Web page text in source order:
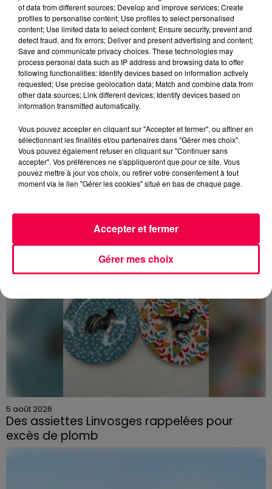
génération continue de faire vibrer ses fans !
Cet élément est masqué compte-tenu du refus
du dépôt de cookies que vous avez exprimé. Si
vous souhaitez l'afficher, merci de nous donner
votre accord en cliquant sur le bouton ci-
Afficher l'élément
DERNIÈRES INFOS
5 août 2026
Des assiettes Linvosges rappelées pour
excès de plomb
Du plomb a été détecté dans deux assiettes en
of data from different sources; Develop and improve services; Create
profiles to personalise content; Use profiles to select personalised
content; Use limited data to select content; Ensure security, prevent and
detect fraud, and fix errors; Deliver and present advertising and content;
Save and communicate privacy choices. These technologies may
process personal data such as IP address and browsing data to offer
following functionalities: Identify devices based on information actively
requested; Use precise geolocation data; Match and combine data from
other data sources; Link different devices; Identify devices based on
information transmitted automatically.
Vous pouvez accepter en cliquant sur "Accepter et fermer", ou affiner en
sélectionnant les finalités et/ou partenaires dans "Gérer mes choix".
Vous pouvez également refuser en cliquant sur "Continuer sans
accepter". Vos préférences ne s'appliqueront que pour ce site. Vous
pouvez mettre à jour vos choix, ou retirer votre consentement à tout
moment via le lien "Gérer les cookies" situé en bas de chaque page.
Gérer mes choix
Accepter et fermer